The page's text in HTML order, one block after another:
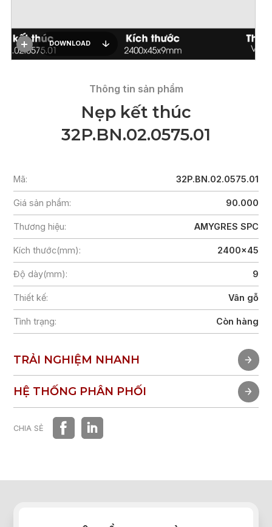
DOWNLOAD
Thông tin sản phẩm
Nẹp kết thúc
32P.BN.02.0575.01
Mã: 32P.BN.02.0575.01
Giá sản phẩm: 90.000
Thương hiệu: AMYGRES SPC
Kích thước(mm): 2400x45
Độ dày(mm): 9
Thiết kế: Vân gỗ
Tình trạng: Còn hàng
TRẢI NGHIỆM NHANH
TRẢI NGHIỆM NHANH
HỆ THỐNG PHÂN PHỐI
HỆ THỐNG PHÂN PHỐI
CHIA SẺ